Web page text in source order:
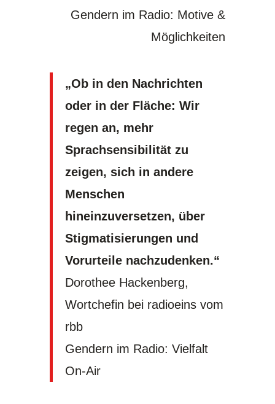
Gendern im Radio: Motive &
Möglichkeiten
„Ob in den Nachrichten
oder in der Fläche: Wir
regen an, mehr
Sprachsensibilität zu
zeigen, sich in andere
Menschen
hineinzuversetzen, über
Stigmatisierungen und
Vorurteile nachzudenken.“
Dorothee Hackenberg,
Wortchefin bei radioeins vom
rbb
Gendern im Radio: Vielfalt
On-Air